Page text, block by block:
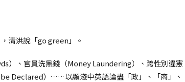
清洪說「go green」。
）、官員洗黑錢（Money Laundering）、跨性別違
Declared）……以顯淺中英語論盡「政」、「商」、